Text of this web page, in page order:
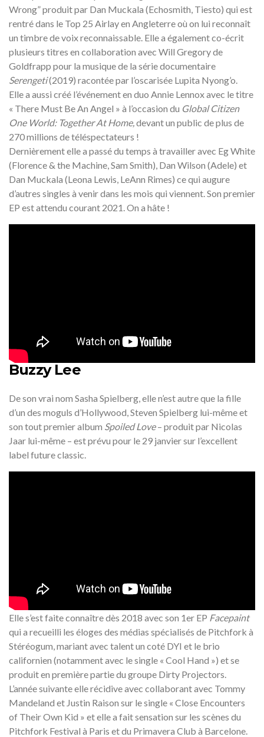
Wrong” produit par Dan Muckala (Echosmith, Tiesto) qui est
rentré dans le Top 25 Airlay en Angleterre où on lui reconnaît
un timbre de voix reconnaissable. Elle a également co-écrit
plusieurs titres en collaboration avec Will Gregory de
Goldfrapp pour la musique de la série documentaire
Serengeti(2019) racontée par l’oscarisée Lupita Nyong’o.
Elle a aussi créé l’événement en duo Annie Lennox avec le titre
« There Must Be An Angel » à l’occasion du Global Citizen
One World: Together At Home,devant un public de plus de
270 millions de téléspectateurs !
Dernièrement elle a passé du temps à travailler avec Eg White
(Florence & the Machine, Sam Smith), Dan Wilson (Adele) et
Dan Muckala (Leona Lewis, LeAnn Rimes) ce qui augure
d’autres singles à venir dans les mois qui viennent. Son premier
EP est attendu courant 2021. On a hâte !
Buzzy Lee
De son vrai nom Sasha Spielberg, elle n’est autre que la fille
d’un des moguls d’Hollywood, Steven Spielberg lui-même et
son tout premier album Spoiled Love– produit par Nicolas
Jaar lui-même – est prévu pour le 29 janvier sur l’excellent
label future classic.
Elle s’est faite connaître dès 2018 avec son 1er EP Facepaint
qui a recueilli les éloges des médias spécialisés de Pitchfork à
Stéréogum, mariant avec talent un coté DYI et le brio
californien (notamment avec le single « Cool Hand ») et se
produit en première partie du groupe Dirty Projectors.
L’année suivante elle récidive avec collaborant avec Tommy
Mandeland et Justin Raison sur le single « Close Encounters
of Their Own Kid » et elle a fait sensation sur les scènes du
Pitchfork Festival à Paris et du Primavera Club à Barcelone.